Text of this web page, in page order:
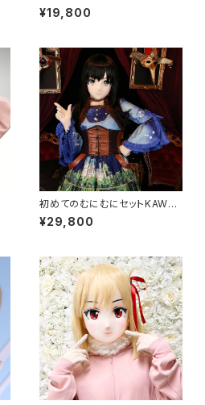
¥19,800
初めてのむにむにセットKAWAII
EX-37
¥29,800